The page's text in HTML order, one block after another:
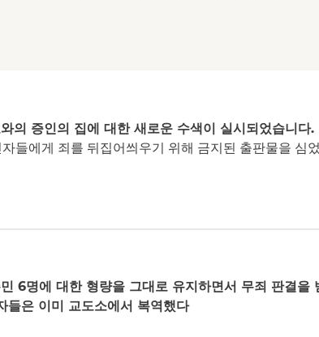
의 증인의 집에 대한 새로운 수색이 실시되었습니다.
들에게 죄를 뒤집어씌우기 위해 금지된 출판물을 심
6명에 대한 형량을 그대로 유지하면서 무죄 판결을
들은 이미 교도소에서 복역했다